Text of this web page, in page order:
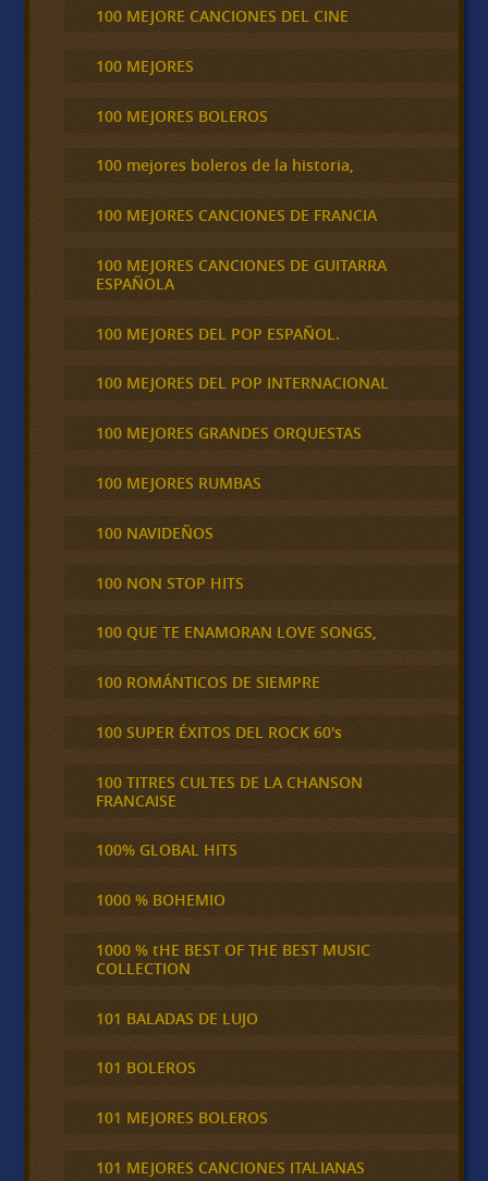
100 MEJORE CANCIONES DEL CINE
100 MEJORES
100 MEJORES BOLEROS
100 mejores boleros de la historia,
100 MEJORES CANCIONES DE FRANCIA
100 MEJORES CANCIONES DE GUITARRA
ESPAÑOLA
100 MEJORES DEL POP ESPAÑOL.
100 MEJORES DEL POP INTERNACIONAL
100 MEJORES GRANDES ORQUESTAS
100 MEJORES RUMBAS
100 NAVIDEÑOS
100 NON STOP HITS
100 QUE TE ENAMORAN LOVE SONGS,
100 ROMÁNTICOS DE SIEMPRE
100 SUPER ÉXITOS DEL ROCK 60's
100 TITRES CULTES DE LA CHANSON
FRANCAISE
100% GLOBAL HITS
1000 % BOHEMIO
1000 % tHE BEST OF THE BEST MUSIC
COLLECTION
101 BALADAS DE LUJO
101 BOLEROS
101 MEJORES BOLEROS
101 MEJORES CANCIONES ITALIANAS